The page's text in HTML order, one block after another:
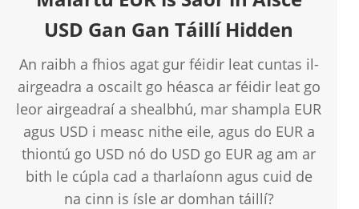
USD Gan Gan Táillí Hidden
An raibh a fhios agat gur féidir leat cuntas il-
airgeadra a oscailt go héasca ar féidir leat go
leor airgeadraí a shealbhú, mar shampla EUR
agus USD i measc nithe eile, agus do EUR a
thiontú go USD nó do USD go EUR ag am ar
bith le cúpla cad a tharlaíonn agus cuid de
na cinn is ísle ar domhan táillí?